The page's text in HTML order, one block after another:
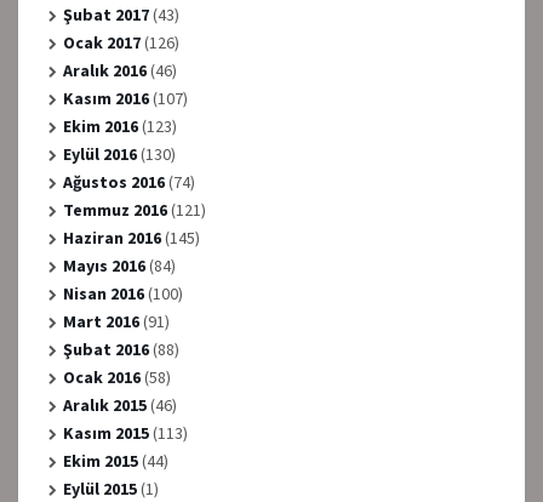
Şubat 2017(43)
Ocak 2017(126)
Aralık 2016(46)
Kasım 2016(107)
Ekim 2016(123)
Eylül 2016(130)
Ağustos 2016(74)
Temmuz 2016(121)
Haziran 2016(145)
Mayıs 2016(84)
Nisan 2016(100)
Mart 2016(91)
Şubat 2016(88)
Ocak 2016(58)
Aralık 2015(46)
Kasım 2015(113)
Ekim 2015(44)
Eylül 2015(1)